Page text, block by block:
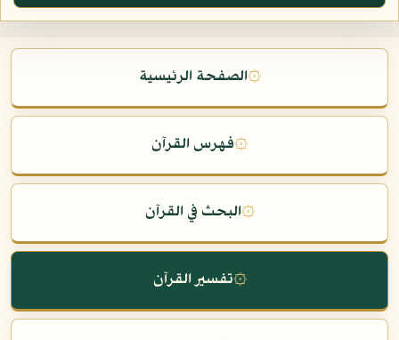
۞الصفحة الرئيسية
۞فهرس القرآن
۞البحث في القرآن
۞تفسير القرآن